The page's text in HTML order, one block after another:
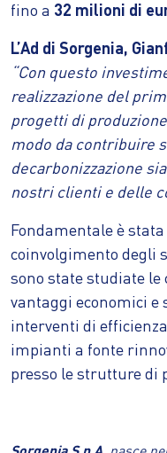
fino a 32 milioni di
L’Ad di Sorgenia,
“Con questo
realizzazione del
progetti di
modo da contribuire
decarbonizzazione
nostri clienti e delle
Fondamentale è
coinvolgimento degli
sono state studiate
vantaggi economici
interventi di
impianti a fonte
presso le strutture di